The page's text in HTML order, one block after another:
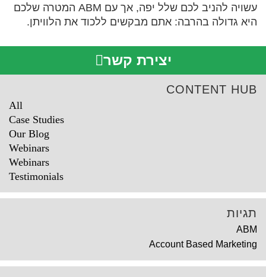
עשויה להניב לכם שלל יפה, אך עם ABM המטרה שלכם
היא גדולה בהרבה: אתם מבקשים ללכוד את הלוויתן.
יצירת קשר
CONTENT HUB
All
Case Studies
Our Blog
Webinars
Webinars
Testimonials
תגיות
ABM
Account Based Marketing